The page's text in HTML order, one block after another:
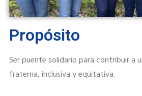
Propósito
Ser puente solidario para contribuir a
fraterna, inclusiva y equitativa.